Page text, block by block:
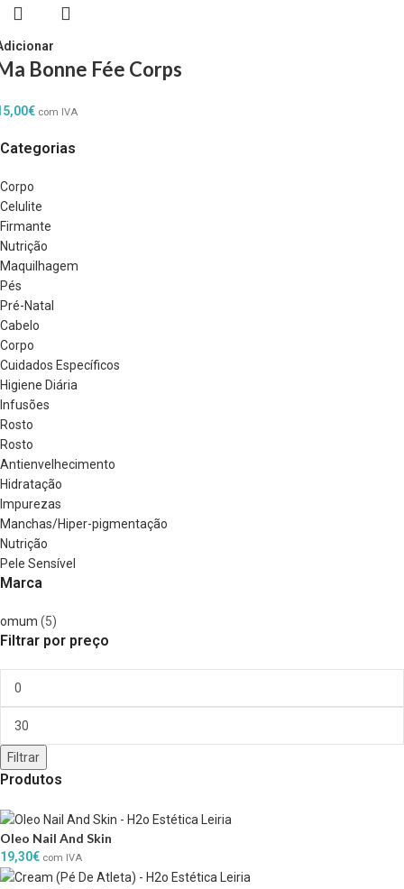
Categorias
Corpo
Celulite
Firmante
Nutrição
Maquilhagem
Pés
Pré-Natal
Cabelo
Corpo
Cuidados Específicos
Higiene Diária
Infusões
Rosto
Rosto
Antienvelhecimento
Hidratação
Impurezas
Manchas/Hiper-pigmentação
Nutrição
Pele Sensível
Marca
omum (5)
Filtrar por preço
Filtrar
Produtos
Oleo Nail And Skin
19,30€ com IVA
Bonne Fée Corps
€ com IVA